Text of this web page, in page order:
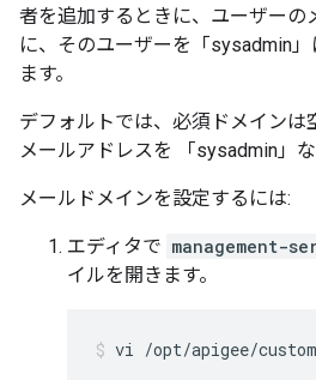
者を追加するときに、ユーザーの
に、そのユーザーを「sysadmin
ます。
デフォルトでは、必須ドメインは
メールアドレスを 「sysadmin」な
メールドメインを設定するには:
エディタで management-
イルを開きます。
vi /opt/apigee/